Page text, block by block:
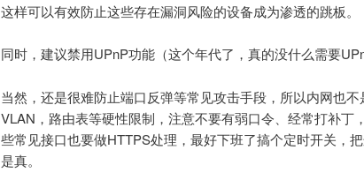
这样可以有效防止这些存在漏洞风险的设备成为渗透的跳板。
同时，建议禁用UPnP功能（这个年代了，真的没什么需要
当然，还是很难防止端口反弹等常见攻击手段，所以内网也
VLAN，路由表等硬性限制，注意不要有弱口令、经常打补丁
些常见接口也要做HTTPS处理，最好下班了搞个定时开关，
是真。